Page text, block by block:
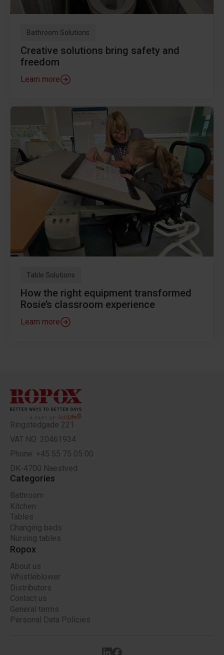
Bathroom Solutions
Creative solutions bring safety and
freedom
Learn more
Table Solutions
How the right equipment transformed
Rosie’s classroom experience
Learn more
Ringstedgade 221
VAT NO: 20461934
Phone: +45 55 75 05 00
DK-4700 Naestved
Categories
Bathroom
Kitchen
Tables
Changing beds
Nursing tables
Ropox
About us
Whistleblower
Distributors
Contact us
General terms
Personal Data Policies